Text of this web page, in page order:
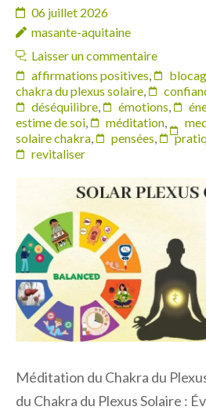
06 juillet 2026
masante-aquitaine
Laisser un commentaire
affirmations positives,
chakra du plexus solaire,
déséquilibre, émotions,
estime de soi, méditation,
solaire chakra, pensées,
revitaliser
Méditation du Chakra du
du Chakra du Plexus Solaire :